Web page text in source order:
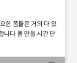
한 폼들은 거의 다 있
니다 폼 만들 시간 단